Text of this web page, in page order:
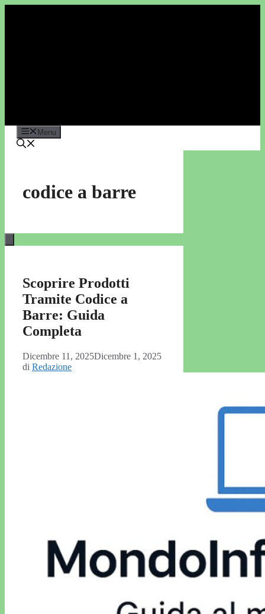
Menu
codice a barre
Scoprire Prodotti
Tramite Codice a
Barre: Guida
Completa
Dicembre 11, 2025Dicembre 1, 2025
di Redazione